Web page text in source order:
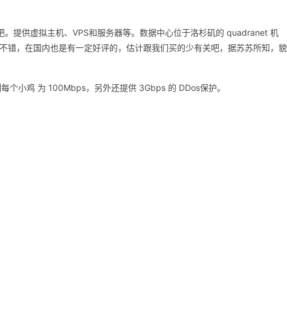
提供虚拟主机、VPS和服务器等。数据中心位于洛杉矶的 quadranet 机
错，在国内也是有一定好评的，估计跟我们买的少有关吧，据苏苏所知，貌
个小鸡 为 100Mbps，另外还提供 3Gbps 的 DDos保护。